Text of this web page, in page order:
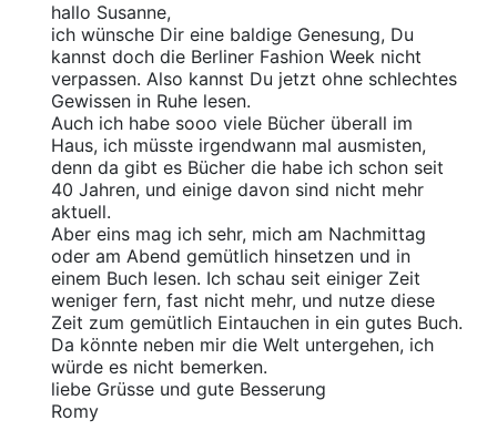
hallo Susanne,
ich wünsche Dir eine baldige Genesung, Du
kannst doch die Berliner Fashion Week nicht
verpassen. Also kannst Du jetzt ohne schlechtes
Gewissen in Ruhe lesen.
Auch ich habe sooo viele Bücher überall im
Haus, ich müsste irgendwann mal ausmisten,
denn da gibt es Bücher die habe ich schon seit
40 Jahren, und einige davon sind nicht mehr
aktuell.
Aber eins mag ich sehr, mich am Nachmittag
oder am Abend gemütlich hinsetzen und in
einem Buch lesen. Ich schau seit einiger Zeit
weniger fern, fast nicht mehr, und nutze diese
Zeit zum gemütlich Eintauchen in ein gutes Buch.
Da könnte neben mir die Welt untergehen, ich
würde es nicht bemerken.
liebe Grüsse und gute Besserung
Romy